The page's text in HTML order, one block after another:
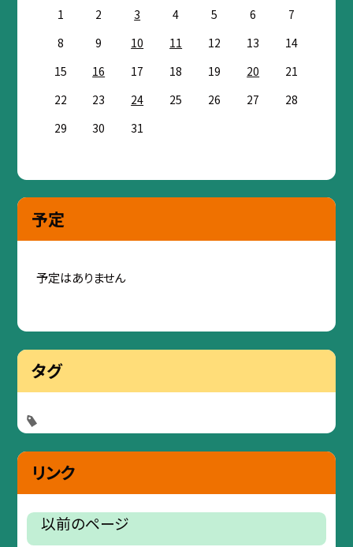
1 2 3 4 5 6
7
8
9 10 11 12 13
14
15
16 17 18 19 20
21
22
23 24 25 26 27
28
29
30 31
予定
予定はありません
タグ
リンク
以前のページ